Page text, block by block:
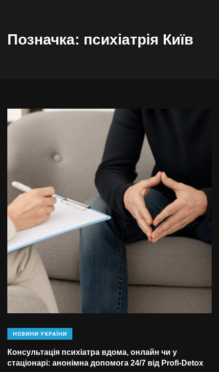
Позначка: психіатрія Київ
НОВИНИ УКРАЇНИ
Консультація психіатра вдома, онлайн чи у
стаціонарі: анонімна допомога 24/7 від Profi-Detox